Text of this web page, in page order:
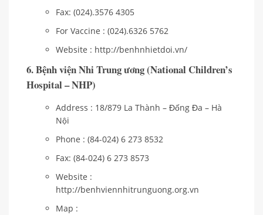
Fax: (024).3576 4305
For Vaccine : (024).6326 5762
Website : http://benhnhietdoi.vn/
6. Bệnh viện Nhi Trung ương (National Children’s
Hospital – NHP)
Address : 18/879 La Thành – Đống Đa – Hà
Nội
Phone : (84-024) 6 273 8532
Fax: (84-024) 6 273 8573
Website :
http://benhviennhitrunguong.org.vn
Map :